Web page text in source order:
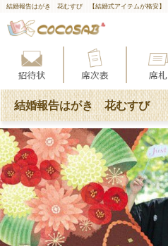
結婚報告はがき 花むすび 【結婚式アイテムが格安】
結婚報告はがき 花むすび